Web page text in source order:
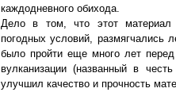
каждодневного обихода.
Дело в том, что этот материал
погодных условий, размягчались
было пройти еще много лет
вулканизации (названный в
улучшил качество и прочность